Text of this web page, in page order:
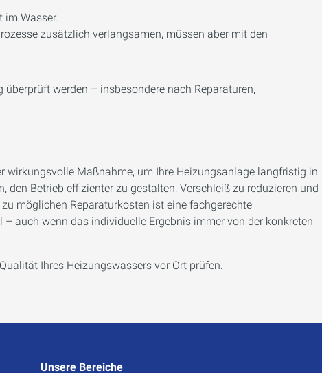
im Wasser.
zusätzlich verlangsamen, müssen aber mit den
werden – insbesondere nach Reparaturen,
wirkungsvolle Maßnahme, um Ihre Heizungsanlage langfristig in
Betrieb effizienter zu gestalten, Verschleiß zu reduzieren und
möglichen Reparaturkosten ist eine fachgerechte
auch wenn das individuelle Ergebnis immer von der konkreten
Ihres Heizungswassers vor Ort prüfen.
Unsere Bereiche